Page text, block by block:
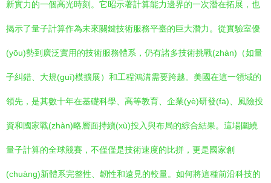
新實力的一個高光時刻。它昭示著計算能力邊界的一次潛在拓展，也
揭示了量子計算作為未來關鍵技術服務平臺的巨大潛力。從實驗室優
(yōu)勢到廣泛實用的技術服務體系，仍有諸多技術挑戰(zhàn)（如量
子糾錯、大規(guī)模擴展）和工程鴻溝需要跨越。美國在這一領域的
領先，是其數十年在基礎科學、高等教育、企業(yè)研發(fā)、風險投
資和國家戰(zhàn)略層面持續(xù)投入與布局的綜合結果。這場圍繞
量子計算的全球競賽，不僅僅是技術速度的比拼，更是國家創
(chuàng)新體系完整性、韌性和遠見的較量。如何將這種前沿科技的